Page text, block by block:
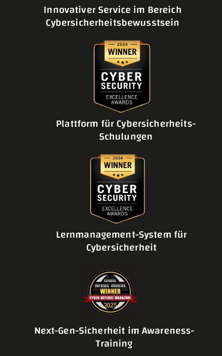
Innovativer Service im Bereich
Cybersicherheitsbewusstsein
Plattform für Cybersicherheits-
Schulungen
Lernmanagement-System für
Cybersicherheit
Next-Gen-Sicherheit im Awareness-
Training